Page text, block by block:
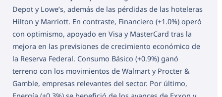
Depot y Lowe’s, además de las pérdidas de las hoteleras
Hilton y Marriott. En contraste, Financiero (+1.0%) operó
con optimismo, apoyado en Visa y MasterCard tras la
mejora en las previsiones de crecimiento económico de
la Reserva Federal. Consumo Básico (+0.9%) ganó
terreno con los movimientos de Walmart y Procter &
Gamble, empresas relevantes del sector. Por último,